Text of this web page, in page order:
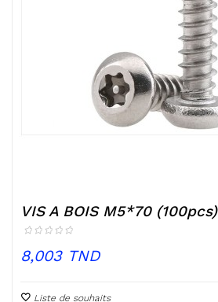
VIS A BOIS M5*70 (100pcs)
Prix
8,003 TND
Liste de souhaits